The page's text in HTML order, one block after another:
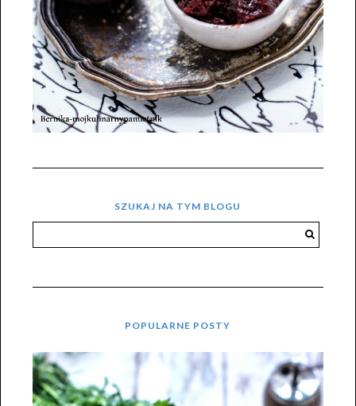
SZUKAJ NA TYM BLOGU
POPULARNE POSTY